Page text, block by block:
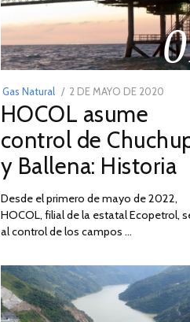
Gas Natural
POSTED
ON
2 DE MAYO DE 2020
DE
2026
HOCOL asume
control de
y Ballena: Historia
Desde el primero de mayo de 2022,
HOCOL, filial de la estatal Ecopetrol,
al control de los campos …